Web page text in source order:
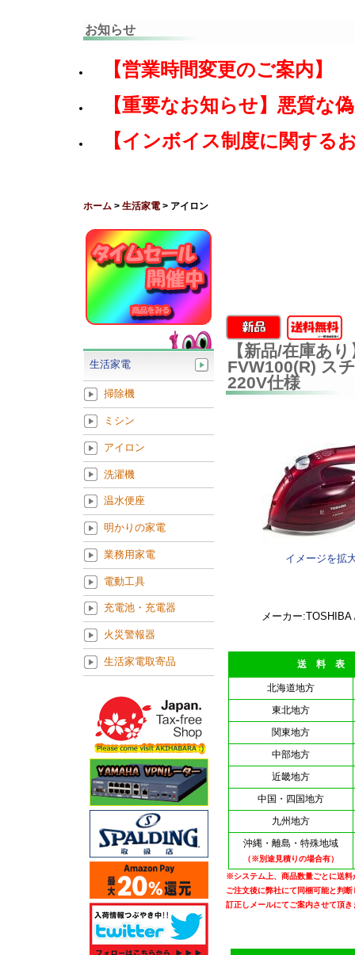
お知らせ
【営業時間変更のご案内】
【重要なお知らせ】悪質な
【インボイス制度に関する
ホーム > 生活家電 > アイロン
【新品/在庫あ
FVW100(R) ス
220V仕様
イメージを拡
メーカー:TOSHIBA
送 料 表
北海道地方
東北地方
関東地方
中部地方
近畿地方
中国・四国地方
九州地方
沖縄・離島・特殊地域
（※別途見積りの場合有）
※システム上、商品数量ごとに送料
ご注文後に弊社にて同梱可能と判
訂正しメールにてご案内させて頂き
生活家電
掃除機
ミシン
アイロン
洗濯機
温水便座
明かりの家電
業務用家電
電動工具
充電池・充電器
火災警報器
生活家電取寄品